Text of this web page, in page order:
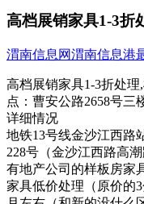
高档展销家具1-3折
渭南信息网渭南信息港
高档展销家具1-3折处理
点： 曹安公路2658号三
详细情况
地铁13号线金沙江西路
228号（金沙江西路高潮
有地产公司的样板房家
家具低价处理（原价的